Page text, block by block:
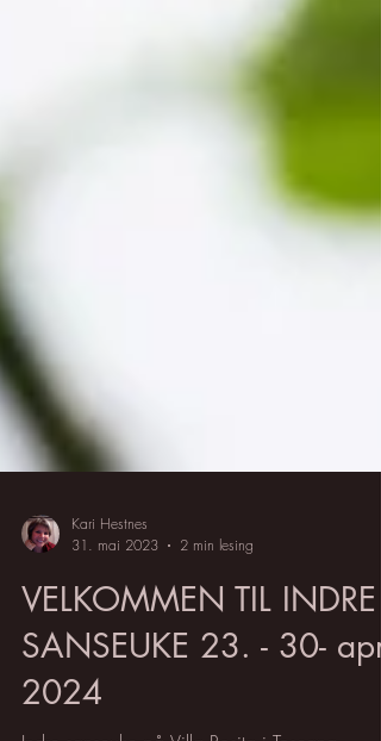
Kari Hestnes
31. mai 2023
2 min lesing
VELKOMMEN TIL INDRE
SANSEUKE 23. - 30- april